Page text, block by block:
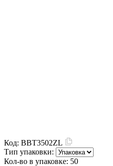
Код: BBT3502ZL
Тип упаковки:
Кол-во в упаковке: 50